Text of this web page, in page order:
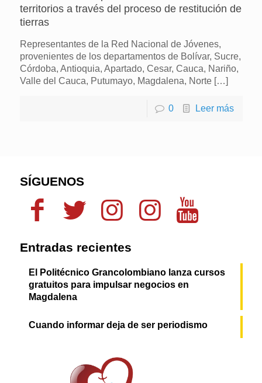
territorios a través del proceso de restitución de
tierras
Representantes de la Red Nacional de Jóvenes,
provenientes de los departamentos de Bolívar, Sucre,
Córdoba, Antioquia, Apartado, Cesar, Cauca, Nariño,
Valle del Cauca, Putumayo, Magdalena, Norte[…]
0 Leer más
SÍGUENOS
Entradas recientes
El Politécnico Grancolombiano lanza cursos
gratuitos para impulsar negocios en
Magdalena
Cuando informar deja de ser periodismo